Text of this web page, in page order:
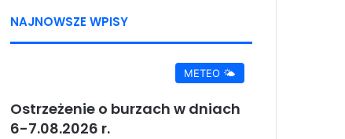
NAJNOWSZE WPISY
METEO 🌤️
Ostrzeżenie o burzach w dniach
6-7.08.2026 r.